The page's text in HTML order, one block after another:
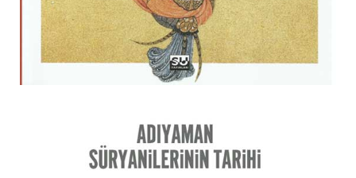
MAKALE
KIŞISEL GELIŞIM